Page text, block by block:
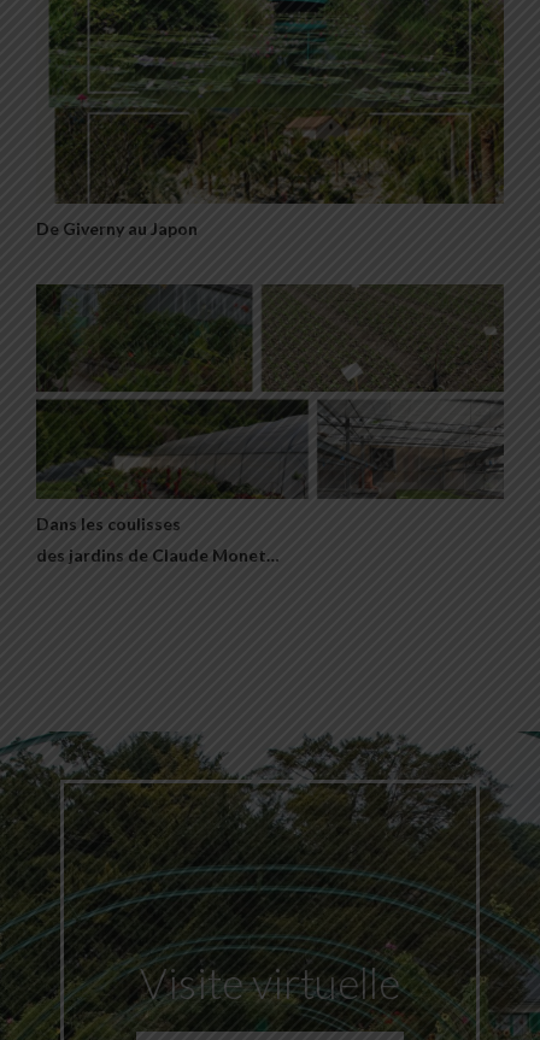
De Giverny au Japon
Dans les coulisses
des jardins de Claude Monet…
Visite virtuelle